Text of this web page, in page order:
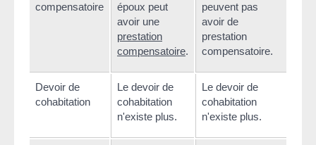
compensatoire
époux peut
avoir une
prestation
compensatoire.
peuvent pas
avoir de
prestation
compensatoire.
Devoir de
cohabitation
Le devoir de
cohabitation
n'existe plus.
Le devoir de
cohabitation
n'existe plus.